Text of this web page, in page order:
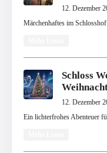
12. Dezember
Märchenhaftes im
Schloss
12. Dezember
Ein lichterfrohes Abenteuer